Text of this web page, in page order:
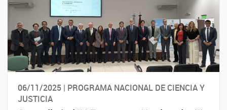
06/11/2025 | PROGRAMA NACIONAL DE CIENCIA Y
JUSTICIA